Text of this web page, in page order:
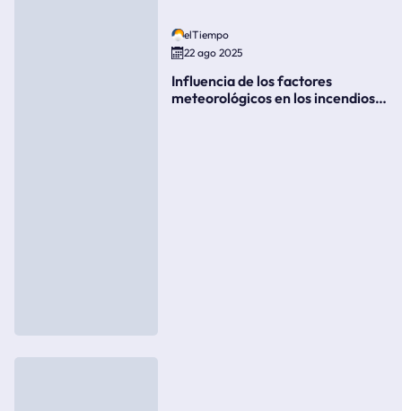
elTiempo
22 ago 2025
Influencia de los factores
meteorológicos en los incendios